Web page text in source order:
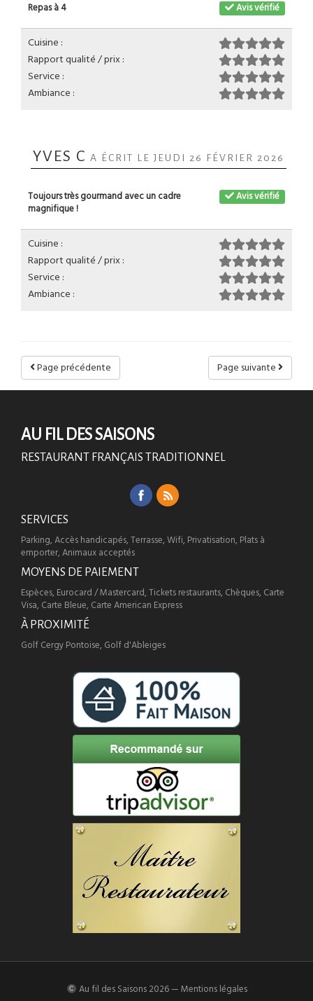
Avis vérifié
Repas à 4
Cuisine :
Rapport qualité / prix :
Service :
Ambiance :
YVES C A ÉCRIT LE JEUDI 26 FÉVRIER 2026
Avis vérifié
Toujours très gourmand avec un cadre
magnifique !
Cuisine :
Rapport qualité / prix :
Service :
Ambiance :
Page suivante
Page précédente
AU FIL DES SAISONS
RESTAURANT FRANÇAIS TRADITIONNEL
SERVICES
Parking, Accès handicapés, Terrasse, Wifi, Privatisation, Plats à
emporter, Animaux acceptés
MOYENS DE PAIEMENT
Espèces, Eurocard / Mastercard, Tickets restaurants, Chèques, Carte
Visa, Carte Bleue, Carte American Express
À PROXIMITÉ
Golf Cergy Pontoise, Golf d'Ableiges
Au fil des Saisons 2026 —Mentions légales